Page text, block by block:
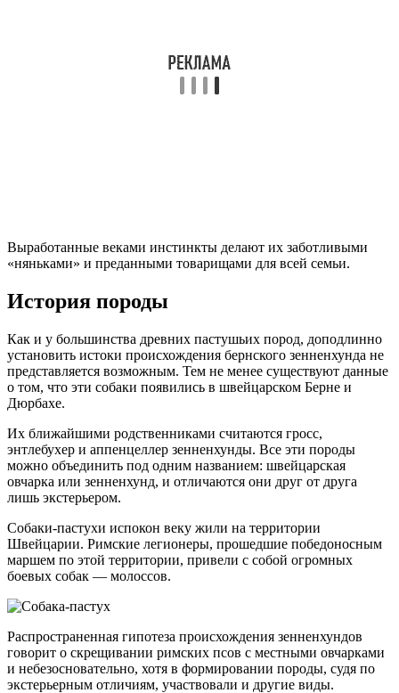
Выработанные веками инстинкты делают их заботливыми
«няньками» и преданными товарищами для всей семьи.
История породы
Как и у большинства древних пастушьих пород, доподлинно
установить истоки происхождения бернского зенненхунда не
представляется возможным. Тем не менее существуют данные
о том, что эти собаки появились в швейцарском Берне и
Дюрбахе.
Их ближайшими родственниками считаются гросс,
энтлебухер и аппенцеллер зенненхунды. Все эти породы
можно объединить под одним названием: швейцарская
овчарка или зенненхунд, и отличаются они друг от друга
лишь экстерьером.
Собаки-пастухи испокон веку жили на территории
Швейцарии. Римские легионеры, прошедшие победоносным
маршем по этой территории, привели с собой огромных
боевых собак — молоссов.
Распространенная гипотеза происхождения зенненхундов
говорит о скрещивании римских псов с местными овчарками
и небезосновательно, хотя в формировании породы, судя по
экстерьерным отличиям, участвовали и другие виды.